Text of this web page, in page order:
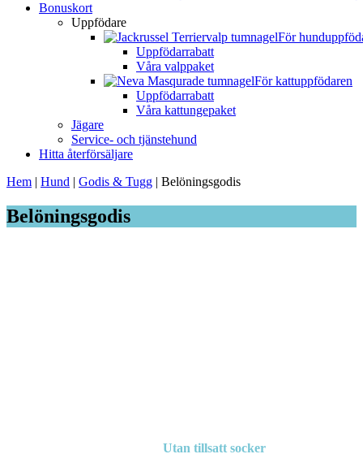
Bonuskort
Uppfödare
För
Uppfödarrabatt
Våra valppaket
För kattuppfödaren
Uppfödarrabatt
Våra kattungepaket
Jägare
Service- och tjänstehund
Hitta återförsäljare
Hem | Hund | Godis & Tugg | Belöningsgodis
Belöningsgodis
Utan tillsatt socker